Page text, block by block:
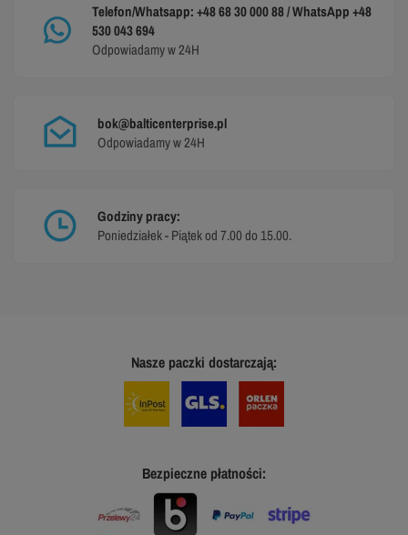
Telefon/Whatsapp: +48 68 30 000 88 / WhatsApp +48
530 043 694
Odpowiadamy w 24H
bok@balticenterprise.pl
Odpowiadamy w 24H
Godziny pracy:
Poniedziałek - Piątek od 7.00 do 15.00.
Nasze paczki dostarczają:
Bezpieczne płatności: